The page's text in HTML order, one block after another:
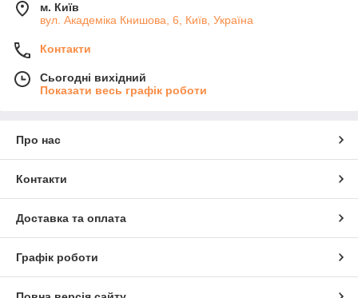
м. Київ
вул. Академіка Книшовa, 6, Київ, Україна
Контакти
Сьогодні вихідний
Показати весь графік роботи
Про нас
Контакти
Доставка та оплата
Графік роботи